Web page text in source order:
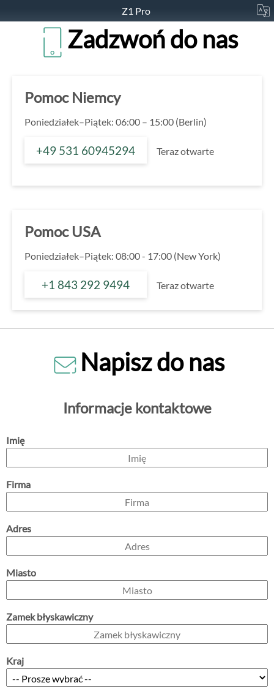
Z1 Pro
Zadzwoń do nas
Pomoc Niemcy
Poniedziałek–Piątek: 06:00 – 15:00 (Berlin)
+49 531 60945294 Teraz otwarte
Pomoc USA
Poniedziałek–Piątek: 08:00 - 17:00 (New York)
+1 843 292 9494 Teraz otwarte
Napisz do nas
Informacje kontaktowe
Imię
Firma
Adres
Miasto
Zamek błyskawiczny
Kraj